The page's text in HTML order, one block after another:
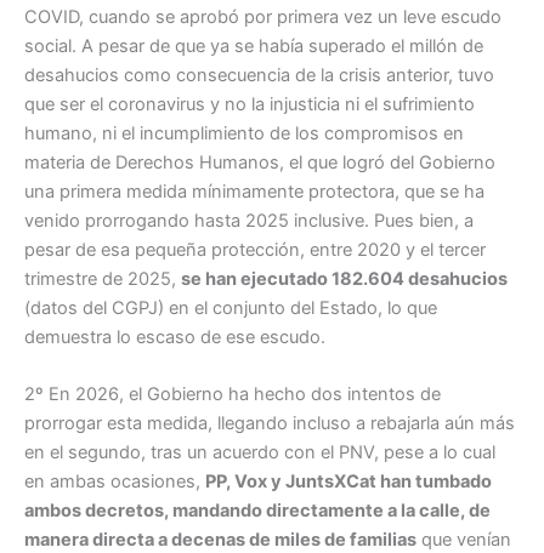
COVID, cuando se aprobó por primera vez un leve escudo
social. A pesar de que ya se había superado el millón de
desahucios como consecuencia de la crisis anterior, tuvo
que ser el coronavirus y no la injusticia ni el sufrimiento
humano, ni el incumplimiento de los compromisos en
materia de Derechos Humanos, el que logró del Gobierno
una primera medida mínimamente protectora, que se ha
venido prorrogando hasta 2025 inclusive. Pues bien, a
pesar de esa pequeña protección, entre 2020 y el tercer
trimestre de 2025, se han ejecutado 182.604 desahucios
(datos del CGPJ) en el conjunto del Estado, lo que
demuestra lo escaso de ese escudo.
2º En 2026, el Gobierno ha hecho dos intentos de
prorrogar esta medida, llegando incluso a rebajarla aún más
en el segundo, tras un acuerdo con el PNV, pese a lo cual
en ambas ocasiones, PP, Vox y JuntsXCat han tumbado
ambos decretos, mandando directamente a la calle, de
manera directa a decenas de miles de familias que venían